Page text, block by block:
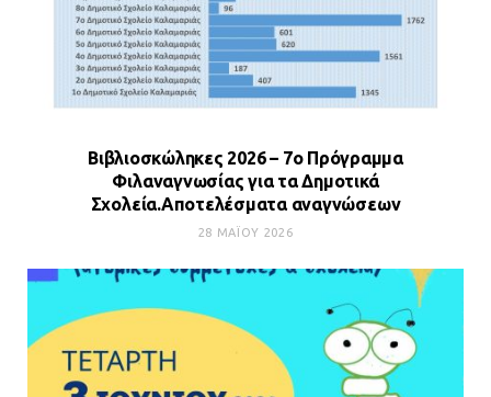
Βιβλιοσκώληκες 2026 – 7ο Πρόγραμμα
Φιλαναγνωσίας για τα Δημοτικά
Σχολεία.Αποτελέσματα αναγνώσεων
28 ΜΑΪ́ΟΥ 2026